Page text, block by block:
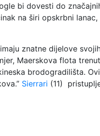
bi dovesti do
na širi opskrbni
znatne dijelove
Maerskova flota
brodogradilišta.
Sierrari (11)